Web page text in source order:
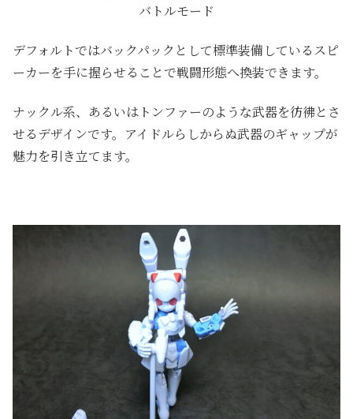
バトルモード
デフォルトではバックパックとして標準装備しているスピ
ーカーを手に握らせることで戦闘形態へ換装できます。
ナックル系、あるいはトンファーのような武器を彷彿とさ
せるデザインです。アイドルらしからぬ武器のギャップが
魅力を引き立てます。